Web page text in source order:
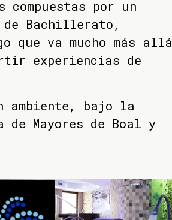
compuestas por un
de Bachillerato,
va mucho más allá
experiencias de
ambiente, bajo la
Mayores de Boal y